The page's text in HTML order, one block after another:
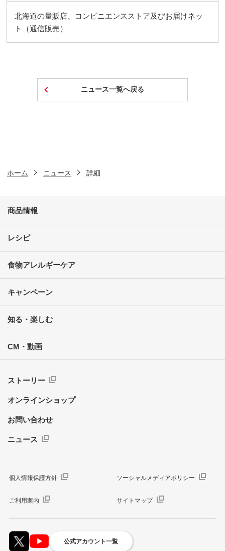
北海道の量販店、コンビニエンスストア及びお届けネッ
ト（通信販売）
ニュース一覧へ戻る
ホーム ニュース 詳細
商品情報
レシピ
食物アレルギーケア
キャンペーン
知る・楽しむ
CM・動画
ストーリー
オンラインショップ
お問い合わせ
ニュース
個人情報保護方針 ソーシャルメディアポリシー
ご利用案内 サイトマップ
公式アカウント一覧